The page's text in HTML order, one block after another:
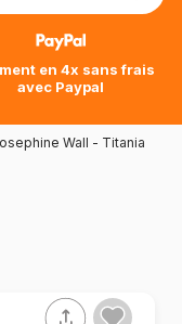
en 4x sans frais
avec Paypal
Wall - Titania